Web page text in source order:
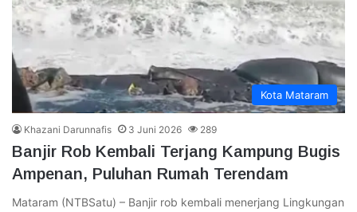
Kota Mataram
Khazani Darunnafis 3 Juni 2026 289
Banjir Rob Kembali Terjang Kampung Bugis
Ampenan, Puluhan Rumah Terendam
Mataram (NTBSatu) – Banjir rob kembali menerjang Lingkungan